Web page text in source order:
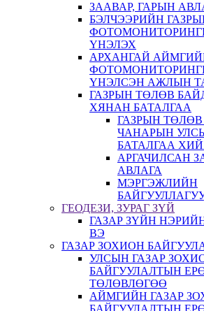
ЗААВАР, ГАРЫН
БЭЛЧЭЭРИЙН
ҮНЭЛЭХ
АРХАНГАЙ
ҮНЭЛСЭН АЖЛЫН
ГАЗРЫН ТӨЛӨВ
ХЯНАН БАТАЛГАА
ГАЗРЫН
ЧАНАРЫН
БАТАЛГАА
АРГАЧИЛСАН
АВЛАГА
МЭРГЭЖЛИЙН
ГЕОДЕЗИ, ЗУРАГ ЗҮЙ
ГАЗАР ЗҮЙН
ВЭ
ГАЗАР ЗОХИОН
УЛСЫН ГАЗАР
БАЙГУУЛАЛТЫН
ТӨЛӨВЛӨГӨӨ
АЙМГИЙН ГАЗАР
БАЙГУУЛАЛТЫН